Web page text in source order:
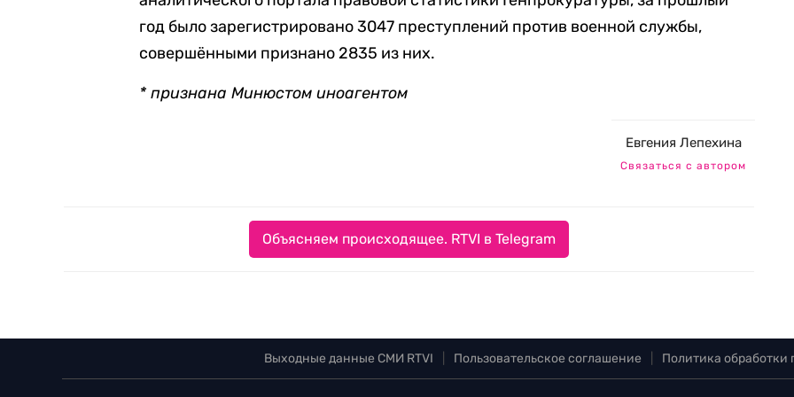
год былозарегистрировано 3047 преступлений против военной службы,
совершёнными признано 2835 из них.
* признана Минюстом иноагентом
Евгения Лепехина
Связаться с автором
Объясняем происходящее. RTVI в Telegram
Выходные данные СМИ RTVI Пользовательское соглашение Политика